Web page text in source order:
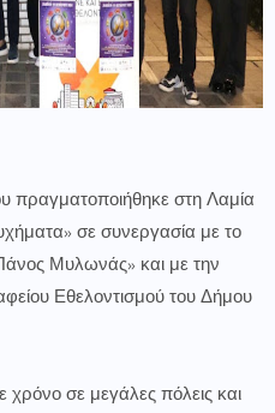
πραγματοποιήθηκε στη Λαμία
σε συνεργασία με το
Μυλωνάς» και με την
Εθελοντισμού του Δήμου
χρόνο σε μεγάλες πόλεις και